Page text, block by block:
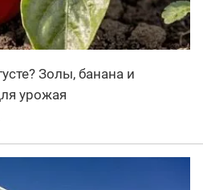
Золы, банана и
урожая